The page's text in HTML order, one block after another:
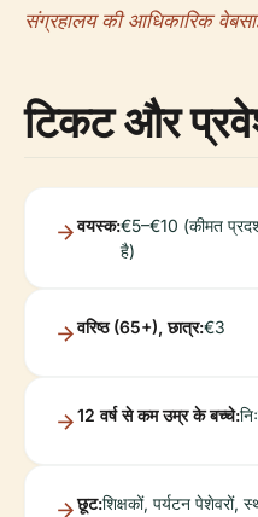
संग्रहालय की आधिकारिक
टिकट और
वयस्क:€5–€10 (कीमत
है)
वरिष्ठ (65+), छात्र:€3
12 वर्ष से कम उम्र के बच्चे:
छूट:शिक्षकों, पर्यटन पेशेवरों,